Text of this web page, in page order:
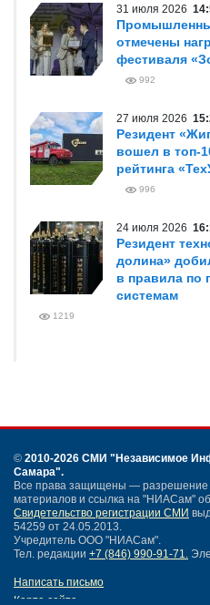
31 июля 2026
отмечены
фестиваля
992
27 июля 2026
Резидент
вошел в топ-
рейтинга
996
24 июля 2026
Резидент
долина»
в правила по
системам
1219
© 2010-2026 СМИ "Независимое
Самара".
Все права защищены — разрешение
материалов и ссылка на "НИАСам"
Свидетельство регистрации СМИ
54259 от 24.05.2013.
Учредитель ООО "НИАСам".
Тел. редакции +7 (846) 990-91-71.
Написать письмо
Карта сайта